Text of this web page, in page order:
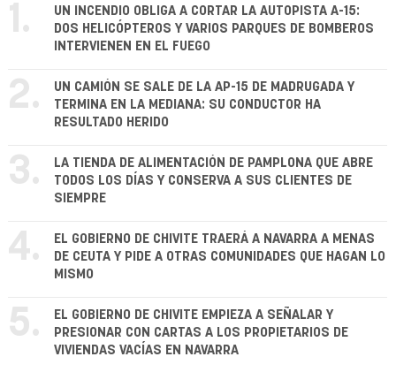
1.
UN INCENDIO OBLIGA A CORTAR LA AUTOPISTA A-15:
DOS HELICÓPTEROS Y VARIOS PARQUES DE BOMBEROS
INTERVIENEN EN EL FUEGO
2.
UN CAMIÓN SE SALE DE LA AP-15 DE MADRUGADA Y
TERMINA EN LA MEDIANA: SU CONDUCTOR HA
RESULTADO HERIDO
3.
LA TIENDA DE ALIMENTACIÓN DE PAMPLONA QUE ABRE
TODOS LOS DÍAS Y CONSERVA A SUS CLIENTES DE
SIEMPRE
4.
EL GOBIERNO DE CHIVITE TRAERÁ A NAVARRA A MENAS
DE CEUTA Y PIDE A OTRAS COMUNIDADES QUE HAGAN LO
MISMO
5.
EL GOBIERNO DE CHIVITE EMPIEZA A SEÑALAR Y
PRESIONAR CON CARTAS A LOS PROPIETARIOS DE
VIVIENDAS VACÍAS EN NAVARRA